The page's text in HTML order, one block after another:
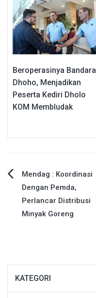
Beroperasinya Bandara
Dhoho, Menjadikan
Peserta Kediri Dholo
KOM Membludak
Navigasi
pos
Mendag : Koordinasi
Dengan Pemda,
Perlancar Distribusi
Minyak Goreng
KATEGORI